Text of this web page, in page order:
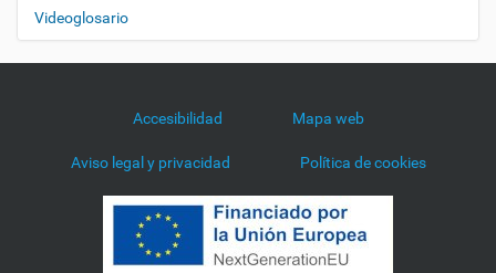
Videoglosario
Accesibilidad Mapa web
Aviso legal y privacidad Política de cookies